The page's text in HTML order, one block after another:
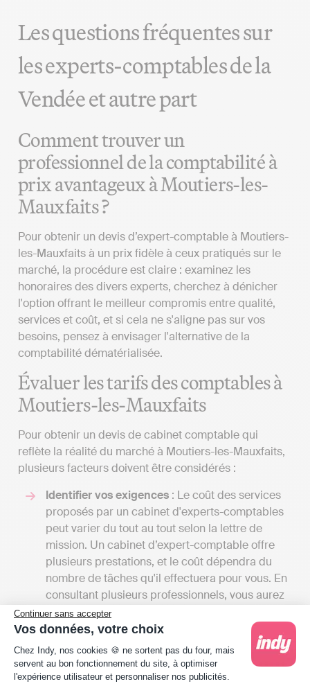
Continuer sans accepter
Vos données, votre choix
Plateforme de Gestion du Consentement :
Chez Indy, nos cookies 🍪 ne sortent pas du four, mais
servent au bon fonctionnement du site, à optimiser
l'expérience utilisateur et personnaliser nos publicités.
Les questions fréquentes sur
les experts-comptables de la
Vendée et autre part
Comment trouver un
professionnel de la comptabilité à
prix avantageux à Moutiers-les-
Mauxfaits ?
Pour obtenir un devis d’expert-comptable à Moutiers-
les-Mauxfaits à un prix fidèle à ceux pratiqués sur le
marché, la procédure est claire : examinez les
honoraires des divers experts, cherchez à dénicher
l'option offrant le meilleur compromis entre qualité,
services et coût, et si cela ne s'aligne pas sur vos
besoins, pensez à envisager l'alternative de la
comptabilité dématérialisée.
Évaluer les tarifs des comptables à
Moutiers-les-Mauxfaits
Pour obtenir un devis de cabinet comptable qui
reflète la réalité du marché à Moutiers-les-Mauxfaits,
plusieurs facteurs doivent être considérés :
Identifier vos exigences : Le coût des services
proposés par un cabinet d'experts-comptables
peut varier du tout au tout selon la lettre de
mission. Un cabinet d’expert-comptable offre
plusieurs prestations, et le coût dépendra du
nombre de tâches qu'il effectuera pour vous. En
consultant plusieurs professionnels, vous aurez
l'occasion de recevoir une multitude de devis et
de comparer les tarifs en fonction des services
proposés. Cela vous donnera également une
idée des différents services disponibles à
Moutiers-les-Mauxfaits.